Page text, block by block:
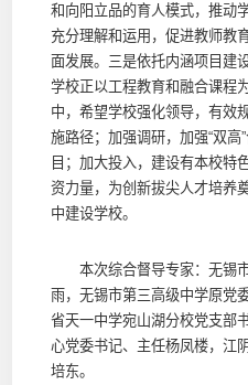
和向阳立品的育人模式，推动
充分理解和运用，促进教师教
面发展。三是依托内涵项目建
学校正以工程教育和融合课程
中，希望学校强化领导，有效
施路径；加强调研，加强“双高
目；加大投入，建设有本校特
资力量，为创新拔尖人才培养
中建设学校。
本次综合督导专家：无锡市
雨，无锡市第三高级中学原党
省天一中学宛山湖分校党支部
心党委书记、主任杨凤楼，江
培东。